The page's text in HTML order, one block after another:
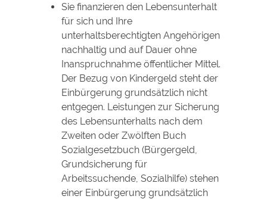
Sie finanzieren den Lebensunterhalt
für sich und Ihre
unterhaltsberechtigten Angehörigen
nachhaltig und auf Dauer ohne
Inanspruchnahme öffentlicher Mittel.
Der Bezug von Kindergeld steht der
Einbürgerung grundsätzlich nicht
entgegen. Leistungen zur Sicherung
des Lebensunterhalts nach dem
Zweiten oder Zwölften Buch
Sozialgesetzbuch (Bürgergeld,
Grundsicherung für
Arbeitssuchende, Sozialhilfe) stehen
einer Einbürgerung grundsätzlich